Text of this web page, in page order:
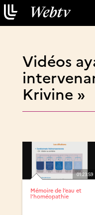
Vidéos
Krivine »
01:23:59
Mémoire de l’eau et
l’homéopathie